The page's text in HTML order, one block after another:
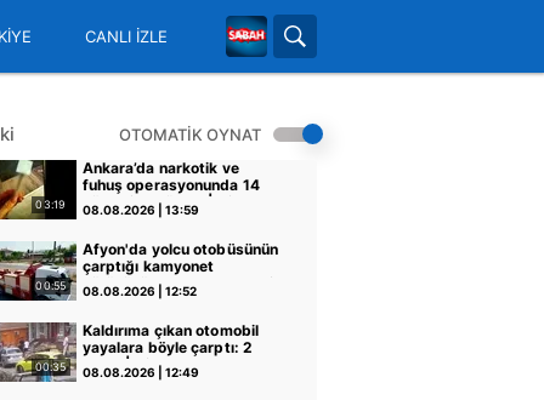
CANLI İZLE
OTOMATİK OYNAT
03:19
Ankara’da narkotik ve
fuhuş operasyonunda 14
şüpheliye gözaltı | Video
08.08.2026 | 13:59
00:55
Afyon'da yolcu otobüsünün
çarptığı kamyonet
sürücüsü hayatını kaybetti:
1 ölü, 15 yaralı! | Video
08.08.2026 | 12:52
00:35
Kaldırıma çıkan otomobil
yayalara böyle çarptı: 2
yaralı | Video
08.08.2026 | 12:49